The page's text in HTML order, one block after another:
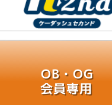
OB・OG
会員専用